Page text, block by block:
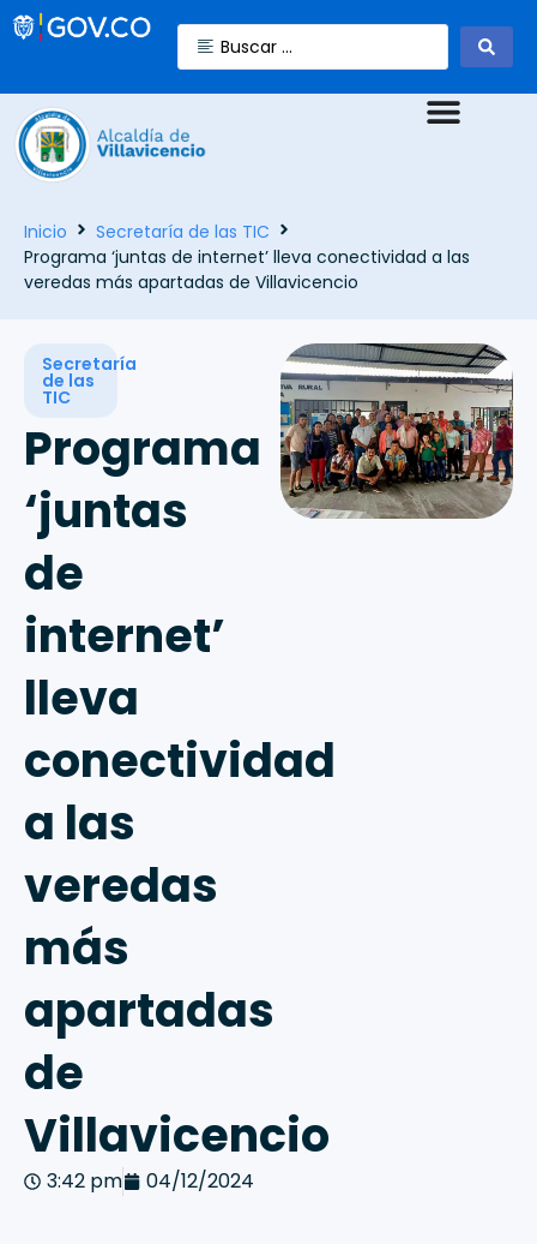
Inicio
Secretaría de las TIC
Programa ‘juntas de internet’ lleva conectividad a las
veredas más apartadas de Villavicencio
Secretaría
de las
TIC
Programa
‘juntas
de
internet’
lleva
conectividad
a las
veredas
más
apartadas
de
Villavicencio
3:42 pm 04/12/2024